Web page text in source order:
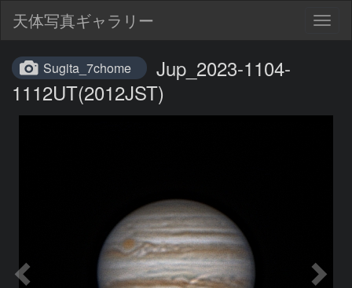
天体写真ギャラリー
Sugita_7chome
Jup_2023-1104-
1112UT(2012JST)